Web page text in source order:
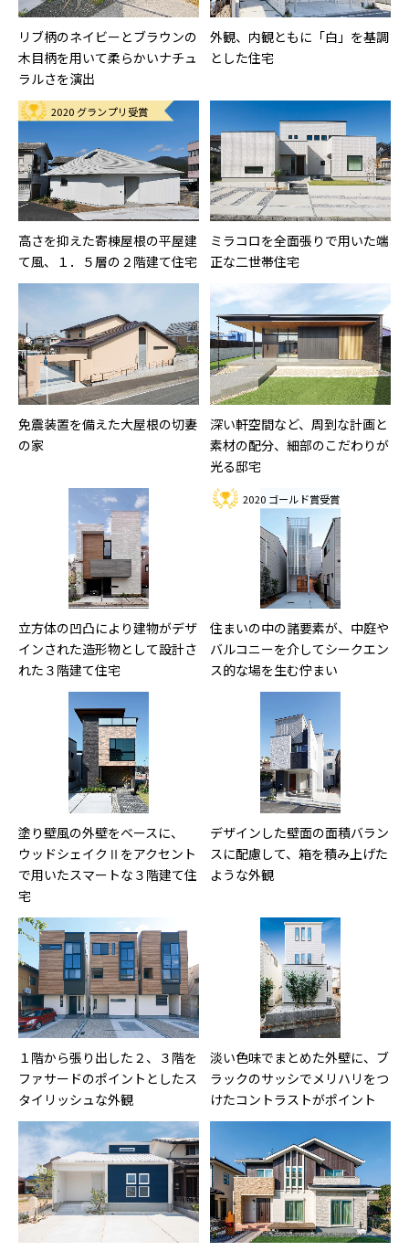
リブ柄のネイビーとブラウンの
木目柄を用いて柔らかいナチュ
ラルさを演出
外観、内観ともに「白」を基調
とした住宅
2020 グランプリ受賞
高さを抑えた寄棟屋根の平屋建
て風、１．５層の２階建て住宅
ミラコロを全面張りで用いた端
正な二世帯住宅
免震装置を備えた大屋根の切妻
の家
深い軒空間など、周到な計画と
素材の配分、細部のこだわりが
光る邸宅
立方体の凹凸により建物がデザ
インされた造形物として設計さ
れた３階建て住宅
2020 ゴールド賞受賞
住まいの中の諸要素が、中庭や
バルコニーを介してシークエン
ス的な場を生む佇まい
塗り壁風の外壁をベースに、
ウッドシェイクⅡをアクセント
で用いたスマートな３階建て住
宅
デザインした壁面の面積バラン
スに配慮して、箱を積み上げた
ような外観
１階から張り出した２、３階を
ファサードのポイントとしたス
タイリッシュな外観
淡い色味でまとめた外壁に、ブ
ラックのサッシでメリハリをつ
けたコントラストがポイント